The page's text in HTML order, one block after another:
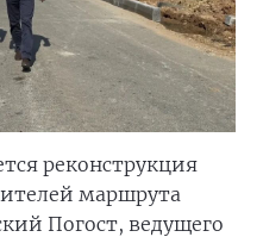
реконструкция
маршрута
Погост, ведущего